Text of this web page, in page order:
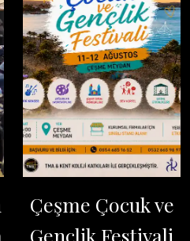
Çeşme Çocuk ve
Gençlik Festivali